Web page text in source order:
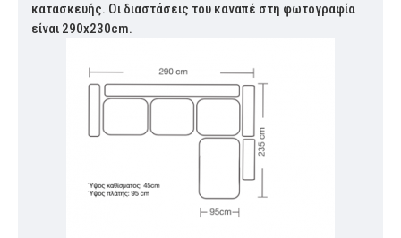
κατασκευής. Οι διαστάσεις του καναπέ στη φωτογραφία
είναι 290x230cm.